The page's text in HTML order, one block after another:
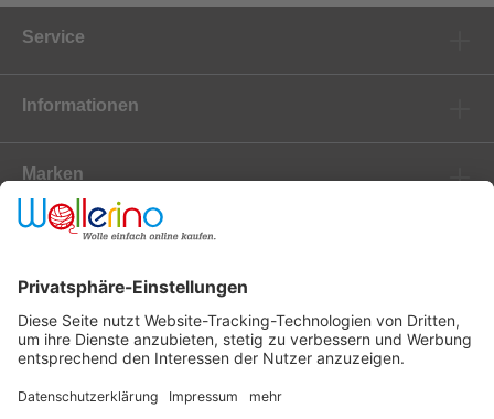
Service
Informationen
Marken
Newsletter
Versanddienstleister